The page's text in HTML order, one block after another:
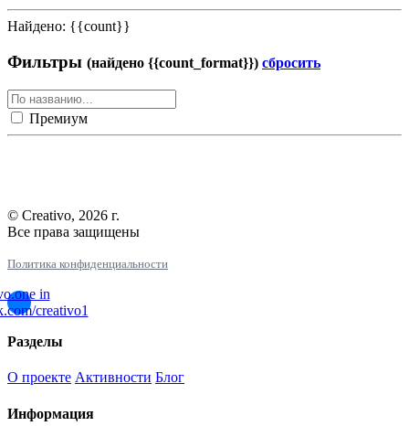
Найдено: {{count}}
Фильтры (найдено {{count_format}}) сбросить
Премиум
© Creativo, 2026 г.
Все права защищены
Политика конфиденциальности
Разделы
О проекте Активности Блог
Информация